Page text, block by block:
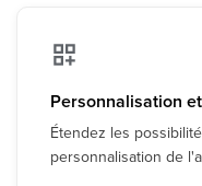
Personnalisation
Étendez les
personnalisation de